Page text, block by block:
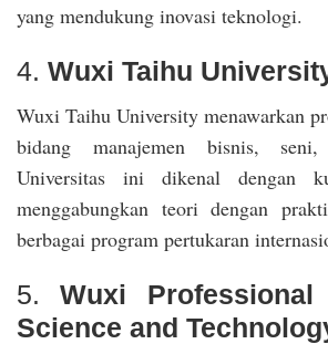
yang mendukung inovasi teknologi.
4. Wuxi Taihu
Wuxi Taihu University menawarkan
bidang manajemen bisnis,
Universitas ini dikenal dengan
menggabungkan teori dengan
berbagai program pertukaran
5.Wuxi
Science and